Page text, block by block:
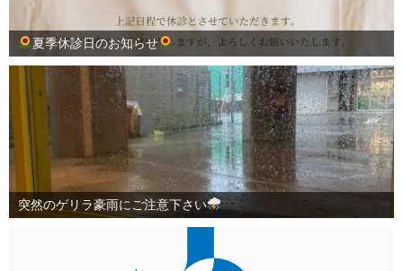
夏季休診日のお知らせ
突然のゲリラ豪雨にご注意下さい